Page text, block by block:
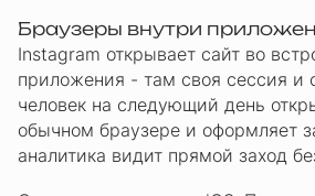
Браузеры внутри
Instagram открывает сайт во
приложения - там своя сессия и
человек на следующий день
обычном браузере и оформляет
аналитика видит прямой заход